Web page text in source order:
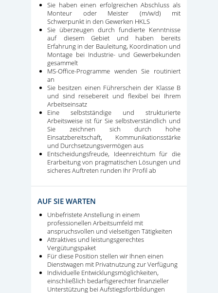
Sie haben einen erfolgreichen Abschluss als
Monteur oder Meister (m/w/d) mit
Schwerpunkt in den Gewerken HKLS
Sie überzeugen durch fundierte Kenntnisse
auf diesem Gebiet und haben bereits
Erfahrung in der Bauleitung, Koordination und
Montage bei Industrie- und Gewerbekunden
gesammelt
MS-Office-Programme wenden Sie routiniert
an
Sie besitzen einen Führerschein der Klasse B
und sind reisebereit und flexibel bei Ihrem
Arbeitseinsatz
Eine selbstständige und strukturierte
Arbeitsweise ist für Sie selbstverständlich und
Sie zeichnen sich durch hohe
Einsatzbereitschaft, Kommunikationsstärke
und Durchsetzungsvermögen aus
Entscheidungsfreude, Ideenreichtum für die
Erarbeitung von pragmatischen Lösungen und
sicheres Auftreten runden Ihr Profil ab
AUF SIE WARTEN
Unbefristete Anstellung in einem
professionellen Arbeitsumfeld mit
anspruchsvollen und vielseitigen Tätigkeiten
Attraktives und leistungsgerechtes
Vergütungspaket
Für diese Position stellen wir Ihnen einen
Dienstwagen mit Privatnutzung zur Verfügung
Individuelle Entwicklungsmöglichkeiten,
einschließlich bedarfsgerechter finanzieller
Unterstützung bei Aufstiegsfortbildungen